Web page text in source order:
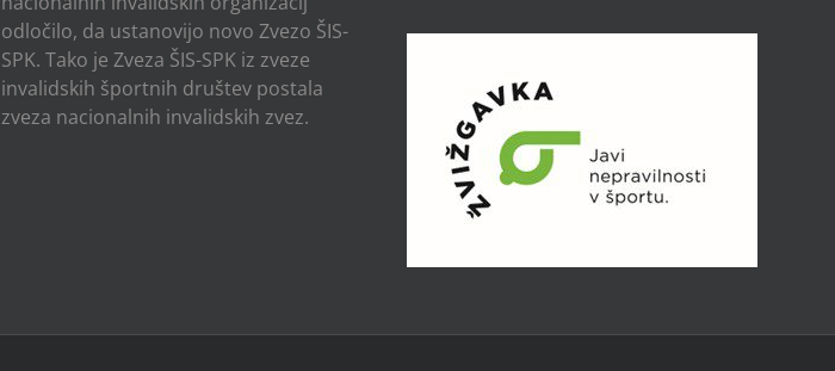
odločilo, da ustanovijo novo Zvezo ŠIS-
SPK. Tako je Zveza ŠIS-SPK iz zveze
invalidskih športnih društev postala
zveza nacionalnih invalidskih zvez.